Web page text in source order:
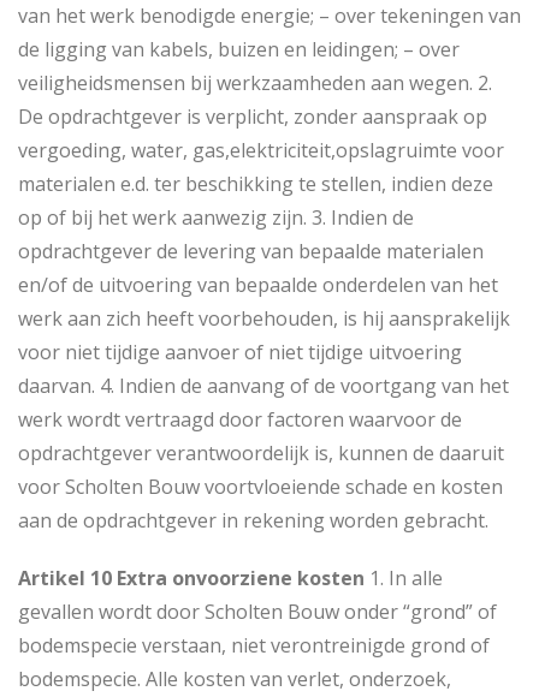
van het werk benodigde energie; – over tekeningen van
de ligging van kabels, buizen en leidingen; – over
veiligheidsmensen bij werkzaamheden aan wegen. 2.
De opdrachtgever is verplicht, zonder aanspraak op
vergoeding, water, gas,elektriciteit,opslagruimte voor
materialen e.d. ter beschikking te stellen, indien deze
op of bij het werk aanwezig zijn. 3. Indien de
opdrachtgever de levering van bepaalde materialen
en/of de uitvoering van bepaalde onderdelen van het
werk aan zich heeft voorbehouden, is hij aansprakelijk
voor niet tijdige aanvoer of niet tijdige uitvoering
daarvan. 4. Indien de aanvang of de voortgang van het
werk wordt vertraagd door factoren waarvoor de
opdrachtgever verantwoordelijk is, kunnen de daaruit
voor Scholten Bouw voortvloeiende schade en kosten
aan de opdrachtgever in rekening worden gebracht.
Artikel 10 Extra onvoorziene kosten 1. In alle
gevallen wordt door Scholten Bouw onder “grond” of
bodemspecie verstaan, niet verontreinigde grond of
bodemspecie. Alle kosten van verlet, onderzoek,